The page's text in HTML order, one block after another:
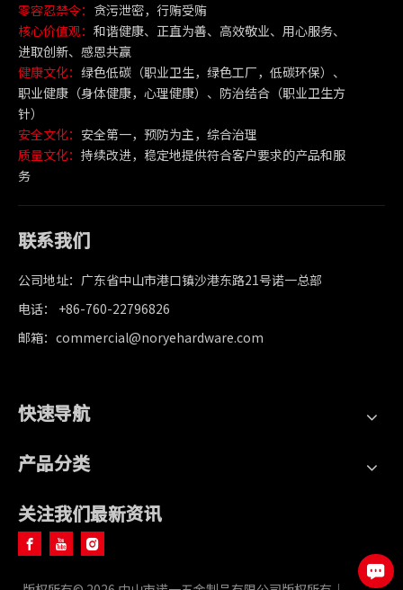
零容忍禁令： 贪污泄密，行贿受贿
核心价值观： 和谐健康、正直为善、高效敬业、用心服务、
进取创新、感恩共赢
健康文化： 绿色低碳（职业卫生，绿色工厂，低碳环保）、
职业健康（身体健康，心理健康）、防治结合（职业卫生方
针）
安全文化： 安全第一，预防为主，综合治理
质量文化： 持续改进，稳定地提供符合客户要求的产品和服
务
联系我们
公司地址：广东省中山市港口镇沙港东路21号诺一总部
电话： +86-760-22796826
邮箱：commercial@noryehardware.com
快速导航
产品分类
关注我们最新资讯